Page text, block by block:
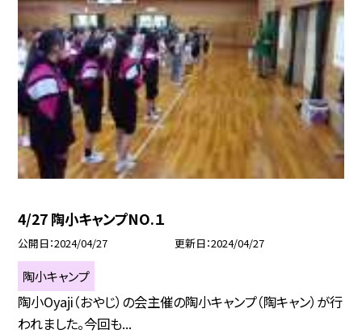
4/27 陶小キャンプNO.１
公開日 2024/04/27 更新日 2024/04/27
陶小キャンプ
陶小Oyaji（おやじ）の会主催の陶小キャンプ（陶キャン）が行
われました。今回も...